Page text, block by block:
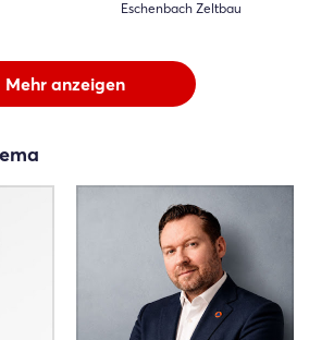
Eschenbach Zeltbau
Mehr anzeigen